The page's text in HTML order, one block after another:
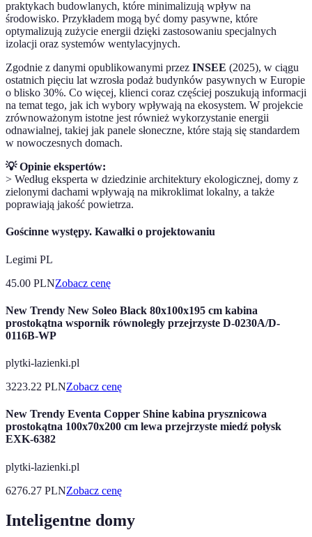
praktykach budowlanych, które minimalizują wpływ na
środowisko. Przykładem mogą być domy pasywne, które
optymalizują zużycie energii dzięki zastosowaniu specjalnych
izolacji oraz systemów wentylacyjnych.
Zgodnie z danymi opublikowanymi przez INSEE (2025), w ciągu
ostatnich pięciu lat wzrosła podaż budynków pasywnych w Europie
o blisko 30%. Co więcej, klienci coraz częściej poszukują informacji
na temat tego, jak ich wybory wpływają na ekosystem. W projekcie
zrównoważonym istotne jest również wykorzystanie energii
odnawialnej, takiej jak panele słoneczne, które stają się standardem
w nowoczesnych domach.
💡 Opinie ekspertów:
> Według eksperta w dziedzinie architektury ekologicznej, domy z
zielonymi dachami wpływają na mikroklimat lokalny, a także
poprawiają jakość powietrza.
Gościnne występy. Kawałki o projektowaniu
Legimi PL
45.00 PLNZobacz cenę
New Trendy New Soleo Black 80x100x195 cm kabina
prostokątna wspornik równoległy przejrzyste D-0230A/D-
0116B-WP
plytki-lazienki.pl
3223.22 PLNZobacz cenę
New Trendy Eventa Copper Shine kabina prysznicowa
prostokątna 100x70x200 cm lewa przejrzyste miedź połysk
EXK-6382
plytki-lazienki.pl
6276.27 PLNZobacz cenę
Inteligentne domy